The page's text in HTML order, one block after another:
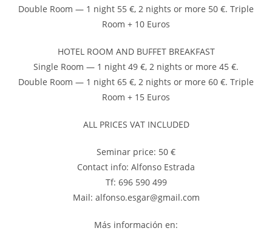
Double Room — 1 night 55 €, 2 nights or more 50 €. Triple
Room + 10 Euros
HOTEL ROOM AND BUFFET BREAKFAST
Single Room — 1 night 49 €, 2 nights or more 45 €.
Double Room — 1 night 65 €, 2 nights or more 60 €. Triple
Room + 15 Euros
ALL PRICES VAT INCLUDED
Seminar price: 50 €
Contact info: Alfonso Estrada
Tf: 696 590 499
Mail: alfonso.esgar@gmail.com
Más información en: